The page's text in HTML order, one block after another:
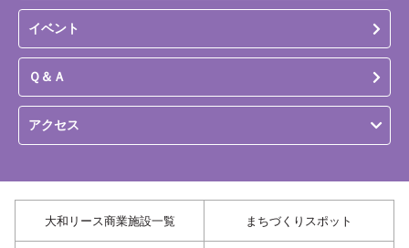
イベント
Ｑ＆Ａ
アクセス
大和リース商業施設一覧 まちづくりスポット